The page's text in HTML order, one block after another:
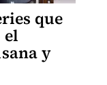
que
el
y